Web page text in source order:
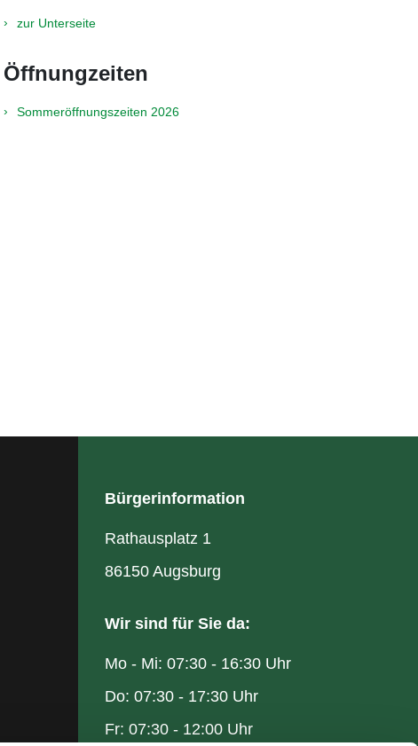
zur Unterseite
Öffnungzeiten
Sommeröffnungszeiten 2026
Bürgerinformation
Rathausplatz 1
86150 Augsburg
Wir sind für Sie da:
Mo - Mi: 07:30 - 16:30 Uhr
Do: 07:30 - 17:30 Uhr
Fr: 07:30 - 12:00 Uhr